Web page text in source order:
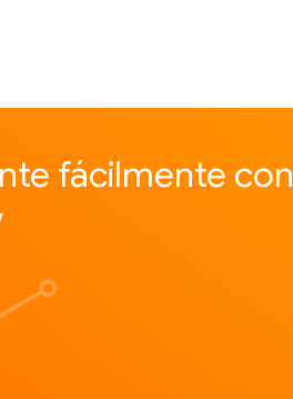
fácilmente con